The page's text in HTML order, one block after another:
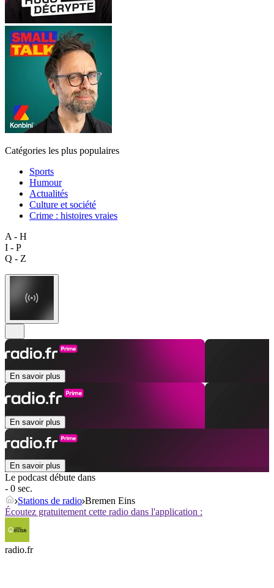
Catégories les plus populaires
Sports
Humour
Actualités
Culture et société
Crime : histoires vraies
A - H
I - P
Q - Z
En savoir plus
En savoir plus
En savoir plus
Le podcast débute dans
- 0 sec.
Stations de radio Bremen Eins
Écoutez gratuitement cette radio dans l'application :
radio.fr